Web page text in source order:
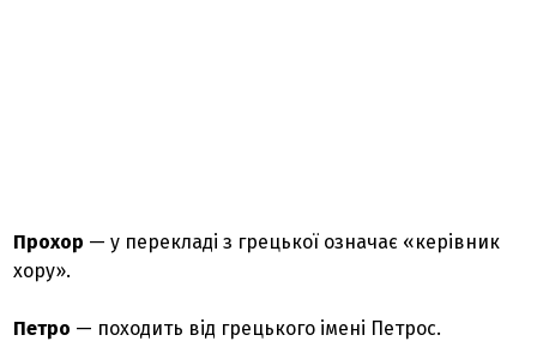
Прохор — у перекладі з грецької означає «керівник
хору».
Петро — походить від грецького імені Петрос.